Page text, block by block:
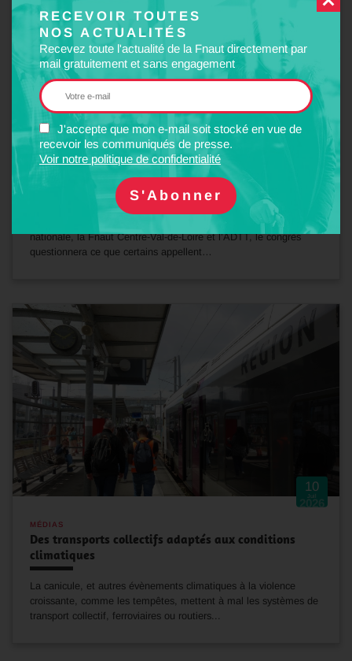
RECEVOIR TOUTES
NOS ACTUALITÉS
Recevez toute l'actualité de la Fnaut directement par
mail gratuitement et sans engagement
J'accepte que mon e-mail soit stocké en vue de
recevoir les communiqués de presse.
Voir notre politique de confidentialité
EVÈNEMENT
Congrès de Tours (20, 21 et 22 novembre 2026)
Cette année, à l’initiative de la Fnaut, et coorganisé par la Fnaut
nationale, la Fnaut Centre-Val-de-Loire et l’ADTT, le congrès
questionnera ce que certains appellent…
10
Juil
2026
MÉDIAS
Des transports collectifs adaptés aux conditions
climatiques
La canicule, et autres évènements climatiques à la violence
croissante, comme les tempêtes, mettent à mal les systèmes de
transport collectif, ferroviaires ou routiers...